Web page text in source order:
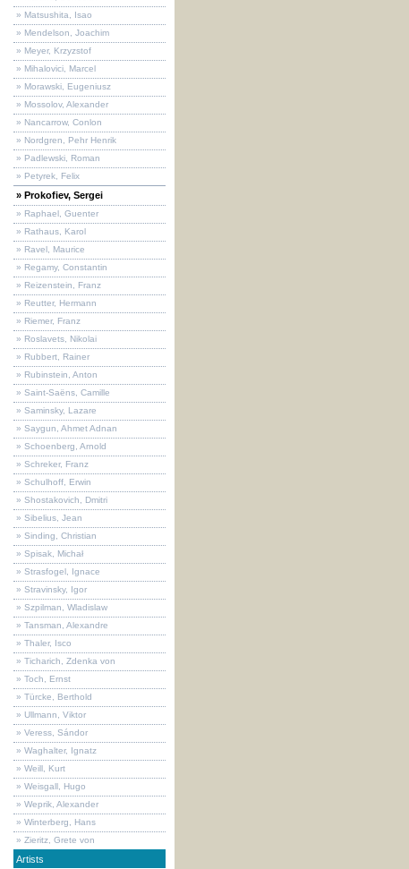
» Matsushita, Isao
» Mendelson, Joachim
» Meyer, Krzyzstof
» Mihalovici, Marcel
» Morawski, Eugeniusz
» Mossolov, Alexander
» Nancarrow, Conlon
» Nordgren, Pehr Henrik
» Padlewski, Roman
» Petyrek, Felix
» Prokofiev, Sergei
» Raphael, Guenter
» Rathaus, Karol
» Ravel, Maurice
» Regamy, Constantin
» Reizenstein, Franz
» Reutter, Hermann
» Riemer, Franz
» Roslavets, Nikolai
» Rubbert, Rainer
» Rubinstein, Anton
» Saint-Saëns, Camille
» Saminsky, Lazare
» Saygun, Ahmet Adnan
» Schoenberg, Arnold
» Schreker, Franz
» Schulhoff, Erwin
» Shostakovich, Dmitri
» Sibelius, Jean
» Sinding, Christian
» Spisak, Michał
» Strasfogel, Ignace
» Stravinsky, Igor
» Szpilman, Wladislaw
» Tansman, Alexandre
» Thaler, Isco
» Ticharich, Zdenka von
» Toch, Ernst
» Türcke, Berthold
» Ullmann, Viktor
» Veress, Sándor
» Waghalter, Ignatz
» Weill, Kurt
» Weisgall, Hugo
» Weprik, Alexander
» Winterberg, Hans
» Zieritz, Grete von
Artists